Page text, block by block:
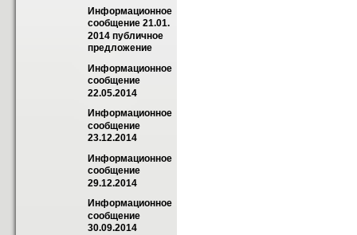
Информационное
сообщение 21.01.
2014 публичное
предложение
Информационное
сообщение
22.05.2014
Информационное
сообщение
23.12.2014
Информационное
сообщение
29.12.2014
Информационное
сообщение
30.09.2014